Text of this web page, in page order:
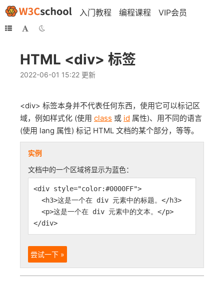
入门教程 编程课程 VIP会员
HTML <div> 标签
2022-06-01 15:22 更新
<div> 标签本身并不代表任何东西，使用它可以标记区
域，例如样式化 (使用 class 或 id 属性)、用不同的语言
(使用 lang 属性) 标记 HTML 文档的某个部分，等等。
实例
文档中的一个区域将显示为蓝色：
<div style="color:#0000FF">
<h3>这是一个在 div 元素中的标题。</h3>
<p>这是一个在 div 元素中的文本。</p>
</div>
尝试一下 »